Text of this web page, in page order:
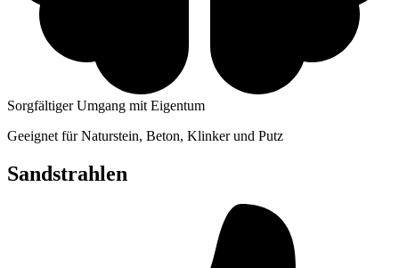
Sorgfältiger Umgang mit Eigentum
Geeignet für Naturstein, Beton, Klinker und Putz
Sandstrahlen